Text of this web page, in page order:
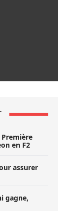
en F2
assurer
gagne,